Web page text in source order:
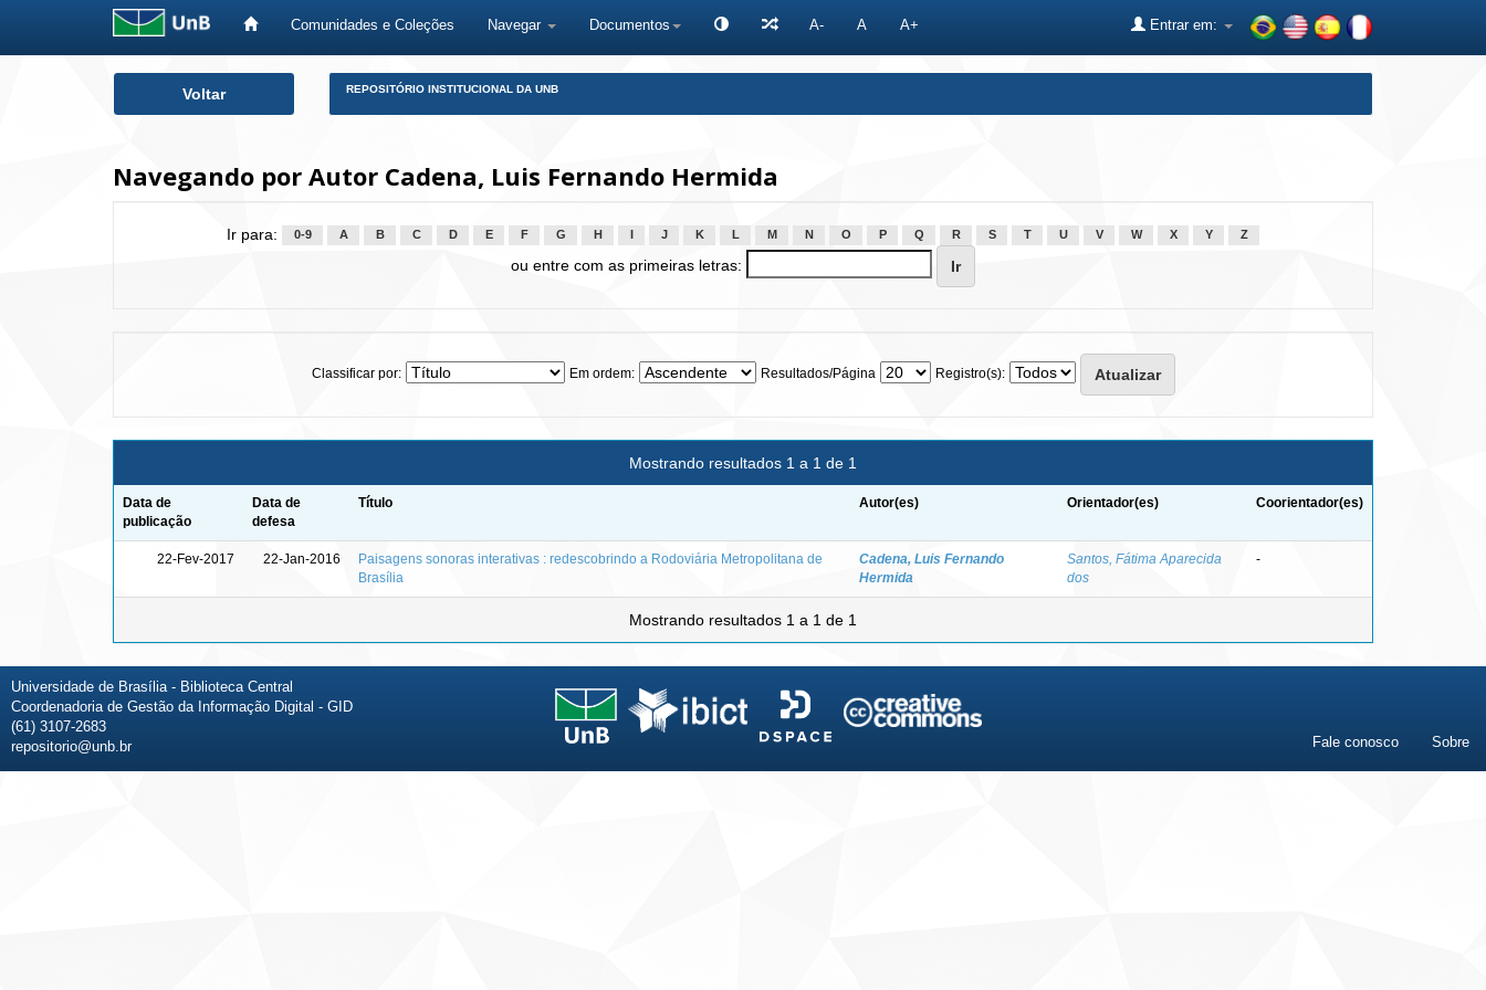
Comunidades e Coleções Navegar Documentos A- A A+ Entrar em:
Voltar REPOSITÓRIO INSTITUCIONAL DA UNB
Navegando por Autor Cadena, Luis Fernando Hermida
Ir para: 0-9 A B C D E F G H J K L M N O P Q R S T U V W X Y Z
ou entre com as primeiras letras:
Classificar por: Em ordem: Resultados/Página Registro(s):
Mostrando resultados 1 a 1 de 1
Data de
publicação
Data de
defesa
Título Autor(es) Orientador(es) Coorientador(es)
22-Fev-2017 22-Jan-2016
Paisagens sonoras interativas : redescobrindo a Rodoviária Metropolitana de
Brasília
Cadena, Luis Fernando
Hermida
Santos, Fátima Aparecida
dos
-
Mostrando resultados 1 a 1 de 1
Universidade de Brasília - Biblioteca Central
Coordenadoria de Gestão da Informação Digital - GID
(61) 3107-2683
repositorio@unb.br
Fale conosco Sobre